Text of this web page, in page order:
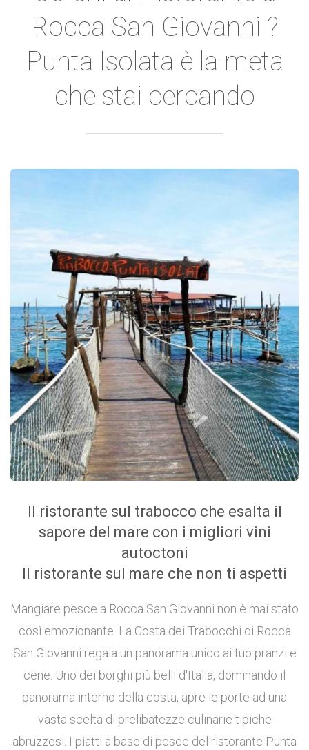
Rocca San Giovanni ?
Punta Isolata è la meta
che stai cercando
Il ristorante sul trabocco che esalta il
sapore del mare con i migliori vini
autoctoni
Il ristorante sul mare che non ti aspetti
Mangiare pesce a Rocca San Giovanni non è mai stato
così emozionante. La Costa dei Trabocchi di Rocca
San Giovanni regala un panorama unico ai tuo pranzi e
cene. Uno dei borghi più belli d'Italia, dominando il
panorama interno della costa, apre le porte ad una
vasta scelta di prelibatezze culinarie tipiche
abruzzesi. I piatti a base di pesce del ristorante Punta